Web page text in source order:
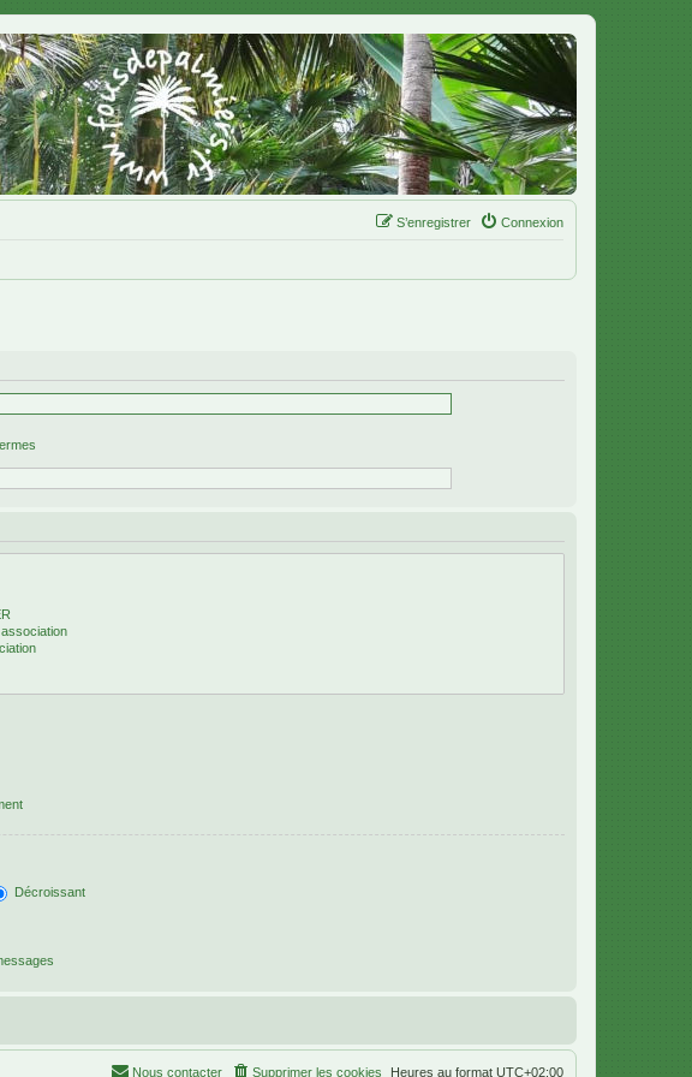
Connexion
S’enregistrer
Décroissant
Heures au format UTC+02:00
Supprimer les cookies
Nous contacter